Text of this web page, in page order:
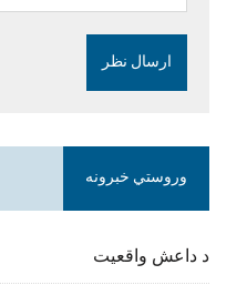
وروستي خبرونه
د داعش واقعیت